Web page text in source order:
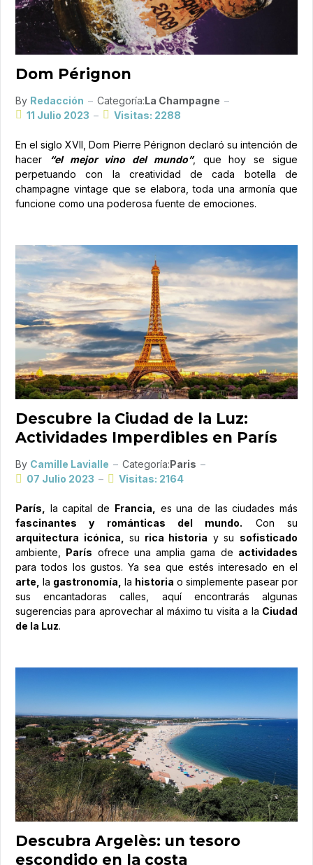
Dom Pérignon
By Redacción Categoría:La Champagne
11 Julio 2023
Visitas: 2288
En el siglo XVII, Dom Pierre Pérignon declaró su intención de
hacer
“el mejor vino del mundo”, que hoy se sigue
perpetuando con la creatividad de cada botella de
champagne vintage que se elabora, toda una armonía que
funcione como una poderosa fuente de emociones.
Descubre la Ciudad de la Luz:
Actividades Imperdibles en París
By Camille Lavialle Categoría:Paris
07 Julio 2023
Visitas: 2164
París, la capital de Francia,
es una de las ciudades más
fascinantes y románticas del mundo. Con su
arquitectura icónica,
su rica historia y su sofisticado
ambiente, París ofrece una amplia gama de actividades
para todos los gustos. Ya sea que estés interesado en el
arte, la gastronomía, la historia o simplemente pasear por
sus encantadoras calles, aquí encontrarás algunas
sugerencias para aprovechar al máximo tu visita a la Ciudad
de la Luz.
Descubra Argelès: un tesoro
escondido en la costa